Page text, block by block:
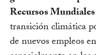
Recursos
transición climática
de nuevos empleos